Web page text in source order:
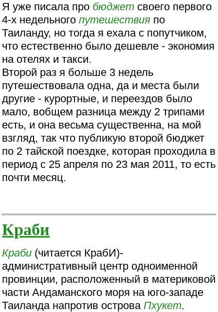
Я уже писала про бюджет своего первого
4-х недельногопутешествия по
Таиланду, но тогда я ехала с попутчиком,
что естественно было дешевле - экономия
на отелях и такси.
Второй раз я больше 3 недель
путешествовала одна, да и места были
другие - курортные, и переездов было
мало, вобщем разница между 2 трипами
есть, и она весьма существенна, на мой
взгляд, так что публикую второй бюджет
по 2 тайской поездке, которая проходила в
период c 25 апреля по 23 мая 2011, то есть
почти месяц.
Краби
Краби (читается КрабИ)-
административный центр одноименной
провинции, расположенный в материковой
части Андаманского моря на юго-западе
Таиланда напротив островаПхукет.